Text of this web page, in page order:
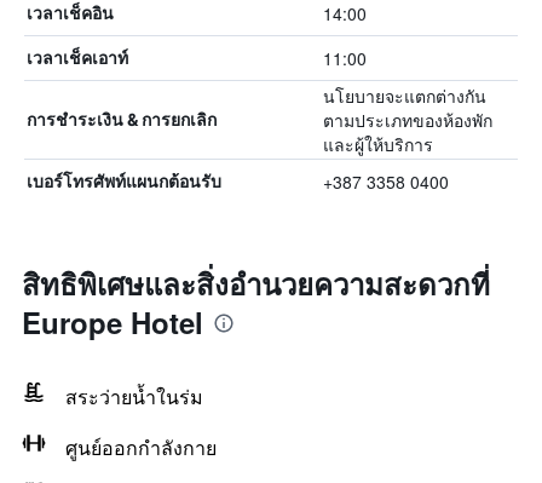
เวลาเช็คอิน 14:00
เวลาเช็คเอาท์ 11:00
การชำระเงิน & การยกเลิก
นโยบายจะแตกต่างกัน
ตามประเภทของห้องพัก
และผู้ให้บริการ
เบอร์โทรศัพท์แผนกต้อนรับ +387 3358 0400
สิทธิพิเศษและสิ่งอำนวยความสะดวกที่
Europe Hotel
สระว่ายน้ำในร่ม
ศูนย์ออกกำลังกาย